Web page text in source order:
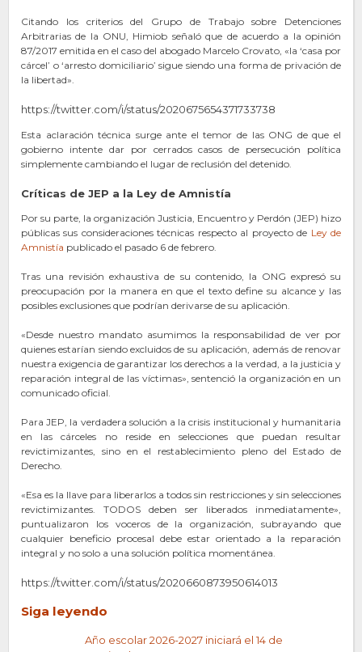
Citando los criterios del Grupo de Trabajo sobre Detenciones
Arbitrarias de la ONU, Himiob señaló que de acuerdo a la opinión
87/2017 emitida en el caso del abogado Marcelo Crovato, «la ‘casa por
cárcel’ o ‘arresto domiciliario’ sigue siendo una forma de privación de
la libertad».
https://twitter.com/i/status/2020675654371733738
Esta aclaración técnica surge ante el temor de las ONG de que el
gobierno intente dar por cerrados casos de persecución política
simplemente cambiando el lugar de reclusión del detenido.
Críticas de JEP a la Ley de Amnistía
Por su parte, la organización Justicia, Encuentro y Perdón (JEP) hizo
públicas sus consideraciones técnicas respecto al proyecto de Ley de
Amnistía publicado el pasado 6 de febrero.
Tras una revisión exhaustiva de su contenido, la ONG expresó su
preocupación por la manera en que el texto define su alcance y las
posibles exclusiones que podrían derivarse de su aplicación.
«Desde nuestro mandato asumimos la responsabilidad de ver por
quienes estarían siendo excluidos de su aplicación, además de renovar
nuestra exigencia de garantizar los derechos a la verdad, a la justicia y
reparación integral de las víctimas», sentenció la organización en un
comunicado oficial.
Para JEP, la verdadera solución a la crisis institucional y humanitaria
en las cárceles no reside en selecciones que puedan resultar
revictimizantes, sino en el restablecimiento pleno del Estado de
Derecho.
«Esa es la llave para liberarlos a todos sin restricciones y sin selecciones
revictimizantes. TODOS deben ser liberados inmediatamente»,
puntualizaron los voceros de la organización, subrayando que
cualquier beneficio procesal debe estar orientado a la reparación
integral y no solo a una solución política momentánea.
https://twitter.com/i/status/2020660873950614013
Siga leyendo
Año escolar 2026-2027 iniciará el 14 de